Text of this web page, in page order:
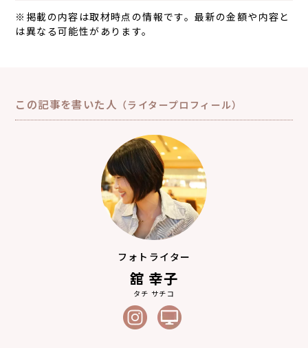
※掲載の内容は取材時点の情報です。最新の金額や内容と
は異なる可能性があります。
この記事を書いた人 （ライタープロフィール）
フォトライター
舘 幸子
タチ サチコ